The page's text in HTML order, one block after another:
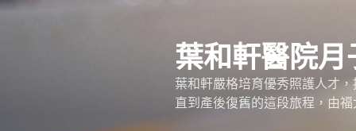
跳
葉和軒醫院
葉和軒嚴格培育優秀照護人才
直到產後復舊的這段旅程，由